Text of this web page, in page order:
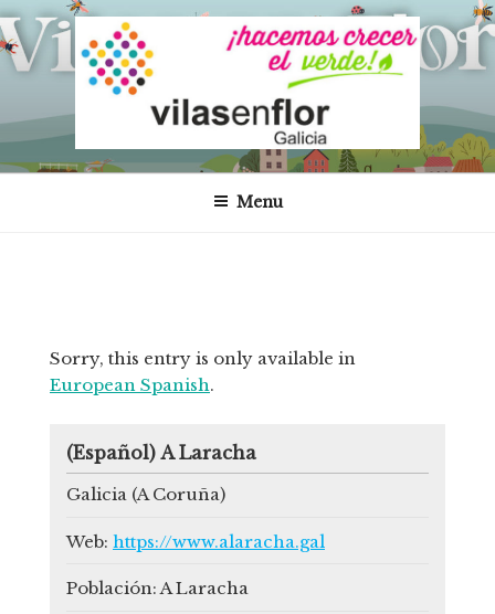
Skip
to
content
VILAS EN FLOR – GALICIA
Proyecto Vilas en Flor en Galicia
Menu
Sorry, this entry is only available in
European Spanish.
(Español) A Laracha
Galicia (A Coruña)
Web: https://www.alaracha.gal
Población:A Laracha
Post
navigation